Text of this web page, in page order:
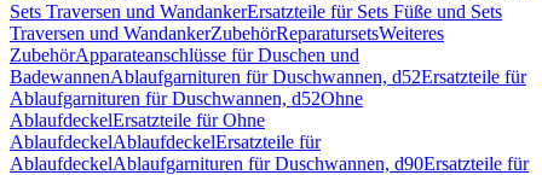
Sets Traversen und WandankerErsatzteile für Sets Füße und Sets
Traversen und WandankerZubehörReparatursetsWeiteres
ZubehörApparateanschlüsse für Duschen und
BadewannenAblaufgarnituren für Duschwannen, d52Ersatzteile für
Ablaufgarnituren für Duschwannen, d52Ohne
AblaufdeckelErsatzteile für Ohne
AblaufdeckelAblaufdeckelErsatzteile für
AblaufdeckelAblaufgarnituren für Duschwannen, d90Ersatzteile für